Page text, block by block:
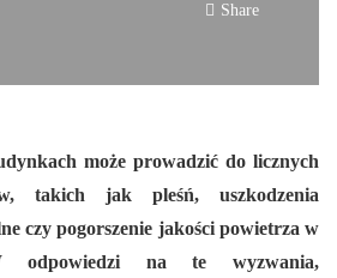
Share
może prowadzić do licznych
takich jak pleśń, uszkodzenia
czy pogorszenie jakości powietrza w
odpowiedzi na te wyzwania,